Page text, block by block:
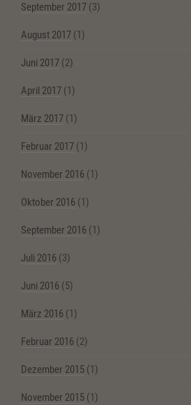
September 2017 (3)
August 2017 (1)
Juni 2017 (2)
April 2017 (1)
März 2017 (1)
Februar 2017 (1)
November 2016 (1)
Oktober 2016 (1)
September 2016 (1)
Juli 2016 (3)
Juni 2016 (5)
März 2016 (1)
Februar 2016 (2)
Dezember 2015 (1)
November 2015 (1)